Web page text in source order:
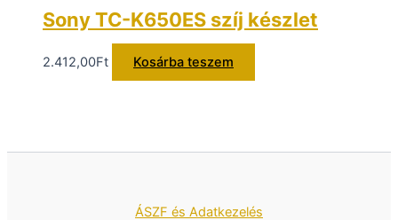
Sony TC-K650ES szíj készlet
2.412,00Ft Kosárba teszem
ÁSZF és Adatkezelés